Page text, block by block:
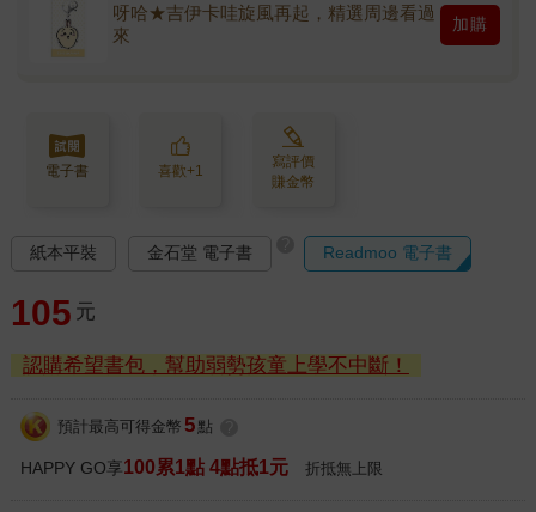
呀哈★吉伊卡哇旋風再起，精選周邊看過
來
加購
電子書 喜歡+1
寫評價
賺金幣
紙本平裝 金石堂 電子書 Readmoo 電子書
105 元
認購希望書包，幫助弱勢孩童上學不中斷！
預計最高可得金幣 5 點
HAPPY GO享100累1點 4點抵1元 折抵無上限